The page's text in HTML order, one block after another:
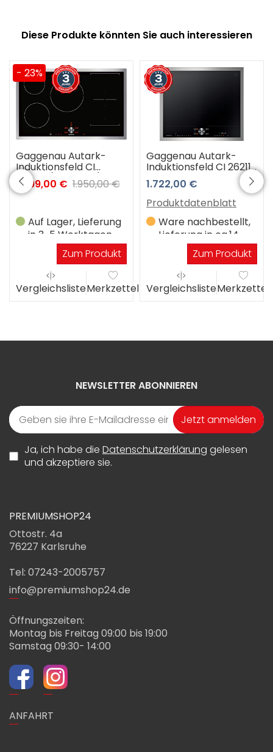
Diese Produkte könnten Sie auch interessieren
Gaggenau Autark-
Induktionsfeld CI
483110 (Edelstahl) 3
Jahre Premiumshop
Garantie
1.499,00 € 1.950,00 €
Auf Lager, Lieferung
in 3-5 Werktagen
Zum Produkt
VergleichslisteMerkzettel
- 23%
Gaggenau Autark-
Induktionsfeld CI 262115
Induktions-Kochfeld
60 cm 3 Jahre
Premiumshop
Garantie
1.722,00 €
Produktdatenblatt
Ware nachbestellt,
Lieferung in ca.14
WerktagenZum Produkt
VergleichslisteMerkzettel
NEWSLETTER ABONNIEREN
Jetzt anmelden
Ja, ich habe die Datenschutzerklärung gelesen
und akzeptiere sie.
PREMIUMSHOP24
Ottostr. 4a
76227 Karlsruhe
Tel: 07243-2005757
info@premiumshop24.de
Öffnungszeiten:
Montag bis Freitag 09:00 bis 19:00
Samstag 09:30- 14:00
ANFAHRT